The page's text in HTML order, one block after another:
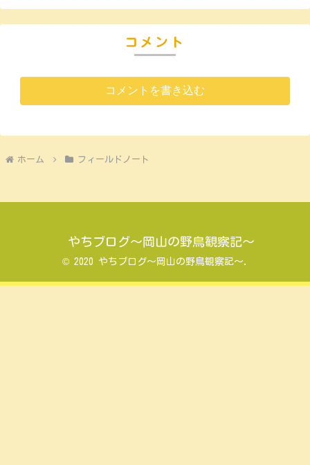
コメント
コメントを書き込む
ホーム フィールドノート
やちブログ～岡山の野鳥観察記～
© 2020 やちブログ～岡山の野鳥観察記～.